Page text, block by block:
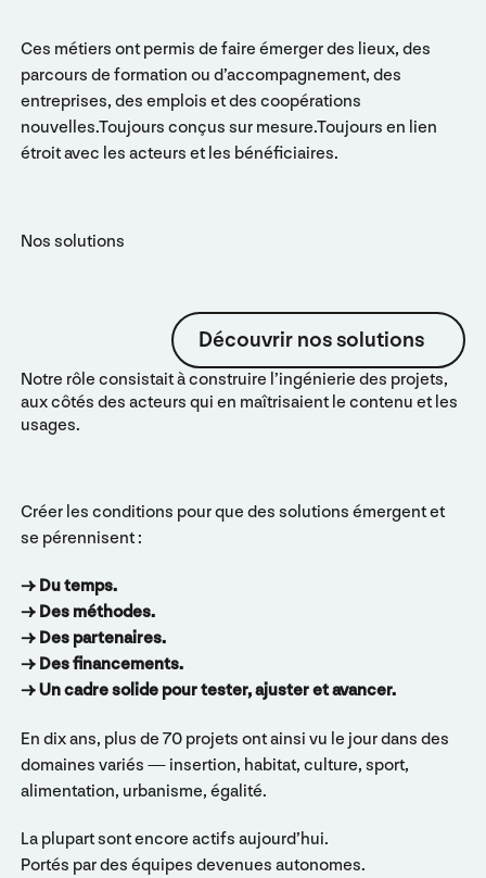
Ces métiers ont permis de faire émerger des lieux, des
parcours de formation ou d’accompagnement, des
entreprises, des emplois et des coopérations
nouvelles.Toujours conçus sur mesure.Toujours en lien
étroit avec les acteurs et les bénéficiaires.
Nos solutions
Découvrir nos solutions
Découvrir nos solutions
Notre rôle consistait à construire l’ingénierie des projets,
aux côtés des acteurs qui en maîtrisaient le contenu et les
usages.
Créer les conditions pour que des solutions émergent et
se pérennisent :
→ Du temps.
→ Des méthodes.
→ Des partenaires.
→ Des financements.
→ Un cadre solide pour tester, ajuster et avancer.
En dix ans, plus de 70 projets ont ainsi vu le jour dans des
domaines variés — insertion, habitat, culture, sport,
alimentation, urbanisme, égalité.
La plupart sont encore actifs aujourd’hui.
Portés par des équipes devenues autonomes.